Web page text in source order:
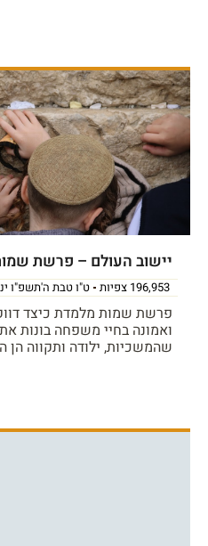
יישוב העולם – פרשת
196,953 צפיות ט"ו טבת ה'תשפ"ו ינואר 4,
פרשת שמות מלמדת כיצד
ואמונה בחיי משפחה בונות
שהמשכיות, ילודה ותקווה הן